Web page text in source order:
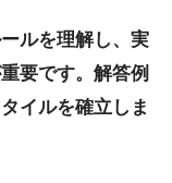
ルを理解し、実
要です。解答例
イルを確立しま